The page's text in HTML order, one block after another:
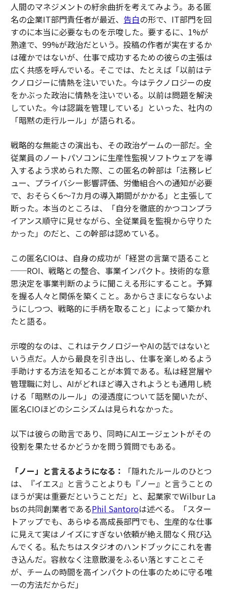
人間のマネジメントの紆余曲折を考えてみよう。ある匿
名の企業IT部門責任者が最近、 告白の形で、IT部門を回
すのに本当に必要なものを示唆した。要するに、1%が
熟達で、99%が政治だという。投稿の作者が実在するか
は確かではないが、仕事で成功するための彼らの主張は
広く共感を呼んでいる。そこでは、たとえば「以前はテ
クノロジーに情熱を注いでいた。今はテクノロジーの皮
をかぶった政治に情熱を注いでいる。以前は問題を解決
していた。今は認識を管理している」といった、社内の
「暗黙の走行ルール」が語られる。
戦略的な無能さの演出も、その政治ゲームの一部だ。全
従業員のノートパソコンに生産性監視ソフトウェアを導
入するよう求められた際、この匿名の幹部は「法務レビ
ュー、プライバシー影響評価、労働組合への通知が必要
で、おそらく6〜7カ月の導入期間がかかる」と主張して
断った。本当のところは、「自分を徹底的かつコンプラ
イアンス順守に見せながら、全従業員を監視から守りた
かった」のだと、この幹部は認めている。
この匿名CIOは、自身の成功が「経営の言葉で語ること
──ROI、戦略との整合、事業インパクト。技術的な意
思決定を事業判断のように聞こえる形にすること。予算
を握る人々と関係を築くこと。あからさまにならないよ
うにしつつ、戦略的に手柄を取ること」によって築かれ
たと語る。
示唆的なのは、これはテクノロジーやAIの話ではないと
いう点だ。人から最良を引き出し、仕事を楽しめるよう
手助けする方法を知ることが本質である。私は経営層や
管理職に対し、AIがどれほど導入されようとも通用し続
ける「暗黙のルール」の浸透度について話を聞いたが、
匿名CIOほどのシニシズムは見られなかった。
以下は彼らの助言であり、同時にAIエージェントがその
役割を果たせるかどうかを問う質問でもある。
「ノー」と言えるようになる：
「隠れたルールのひとつ
は、『イエス』と言うことよりも『ノー』と言うことの
ほうが実は重要だということだ」と、起業家でWilbur La
bsの共同創業者であるPhil Santoroは述べる。「スター
トアップでも、あらゆる高成長部門でも、生産的な仕事
に見えて実はノイズにすぎない依頼が絶え間なく飛び込
んでくる。私たちはスタジオのハンドブックにこれを書
き込んだ。容赦なく注意散漫をふるい落とすことこそ
が、チームの時間を高インパクトの仕事のために守る唯
一の方法だからだ」